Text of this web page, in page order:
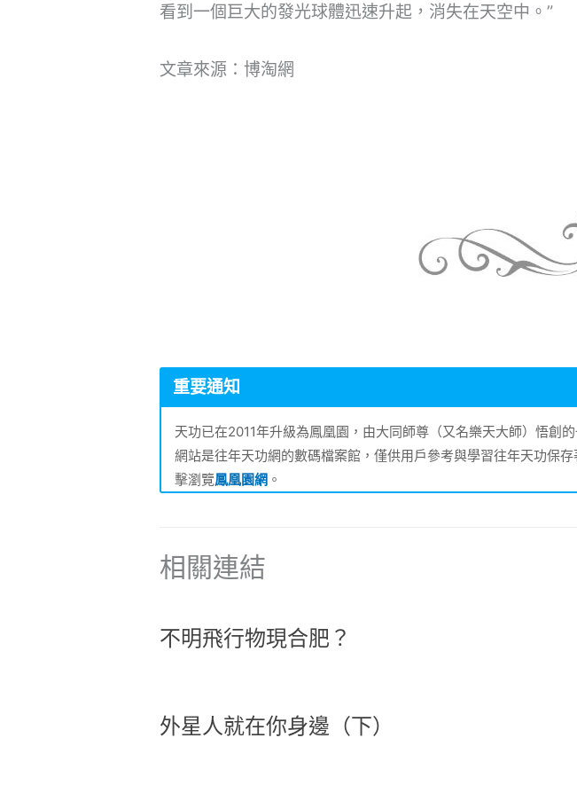
看到一個巨大的發光球體迅速升起，消失在天空中。”
文章來源：博淘網
重要通知
天功已在2011年升級為鳳凰園，由大同師尊（又名樂天大師）悟創
網站是往年天功網的數碼檔案館，僅供用戶參考與學習往年天功保
擊瀏覽鳳凰園網 。
相關連結
不明飛行物現合肥？
外星人就在你身邊（下）